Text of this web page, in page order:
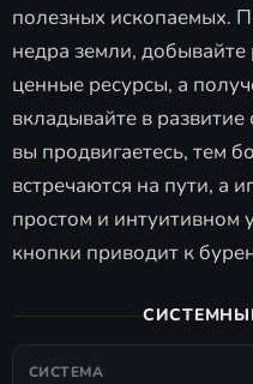
полезных ископаемых.
недра земли,
ценные ресурсы, а
вкладывайте в
вы продвигаетесь, тем
встречаются на пути, а
простом и интуитивном
кнопки приводит к
СИСТЕМА